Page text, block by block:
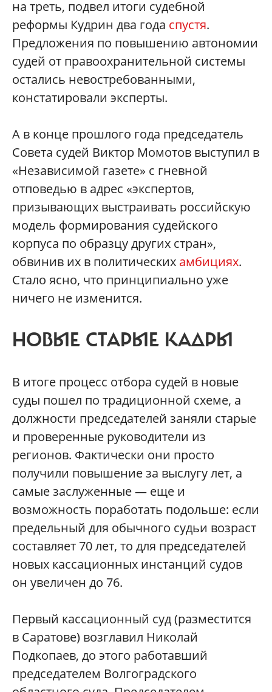
на треть, подвел итоги судебной
реформы Кудрин два года спустя.
Предложения по повышению автономии
судей от правоохранительной системы
остались невостребованными,
констатировали эксперты.
А в конце прошлого года председатель
Совета судей Виктор Момотов выступил в
«Независимой газете» с гневной
отповедью в адрес «экспертов,
призывающих выстраивать российскую
модель формирования судейского
корпуса по образцу других стран»,
обвинив их в политических амбициях.
Стало ясно, что принципиально уже
ничего не изменится.
НОВЫЕ СТАРЫЕ КАДРЫ
В итоге процесс отбора судей в новые
суды пошел по традиционной схеме, а
должности председателей заняли старые
и проверенные руководители из
регионов. Фактически они просто
получили повышение за выслугу лет, а
самые заслуженные — еще и
возможность поработать подольше: если
предельный для обычного судьи возраст
составляет 70 лет, то для председателей
новых кассационных инстанций судов
он увеличен до 76.
Первый кассационный суд (разместится
в Саратове) возглавил Николай
Подкопаев, до этого работавший
председателем Волгоградского